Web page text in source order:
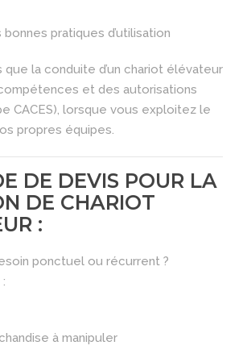
pratiques d’utilisation
que la conduite d’un chariot élévateur
et des autorisations
CACES), lorsque vous exploitez le
propres équipes.
DE DEVIS POUR LA
DE CHARIOT
:
ponctuel ou récurrent ?
à manipuler